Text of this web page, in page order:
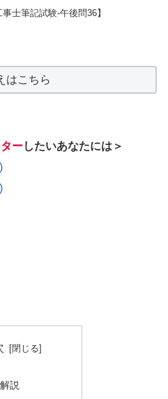
士筆記試験-午後問36】
はこちら
ーしたいあなたには＞
説